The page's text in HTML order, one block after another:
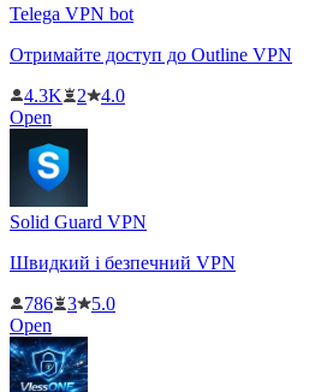
Telega VPN bot
Отримайте доступ до Outline VPN
4.3K
2
4.0
Open
Solid Guard VPN
Швидкий і безпечний VPN
786
3
5.0
Open